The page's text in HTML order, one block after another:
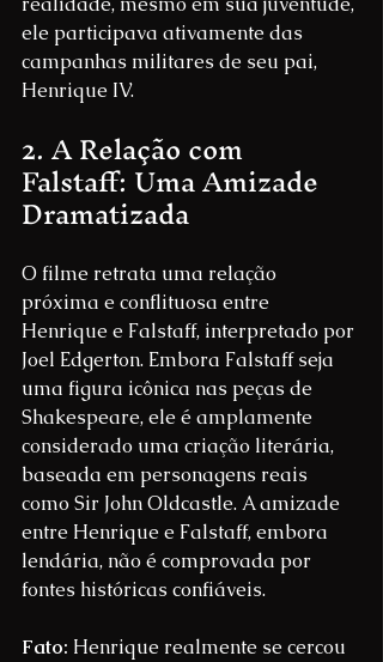
ele participava ativamente das
campanhas militares de seu pai,
Henrique IV.
2. A Relação com
Falstaff: Uma Amizade
Dramatizada
O filme retrata uma relação
próxima e conflituosa entre
Henrique e Falstaff, interpretado por
Joel Edgerton. Embora Falstaff seja
uma figura icônica nas peças de
Shakespeare, ele é amplamente
considerado uma criação literária,
baseada em personagens reais
como Sir John Oldcastle. A amizade
entre Henrique e Falstaff, embora
lendária, não é comprovada por
fontes históricas confiáveis.
Fato: Henrique realmente se cercou